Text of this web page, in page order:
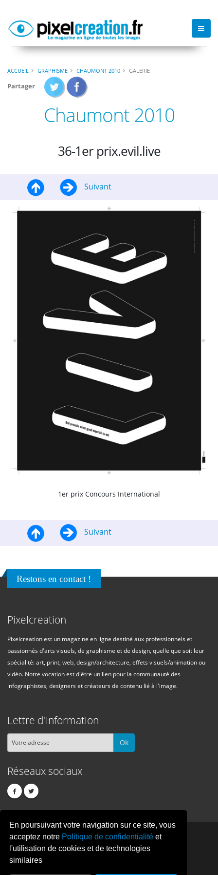
En poursuivant votre navigation sur ce site, vous
acceptez notre Politique de confidentialité et
l'utilisation de cookies et de technologies
similaires
ACCUEIL GRAPHISME CHAUMONT 2010 GALERIE
Partager
Chaumont 2010
36-1er prix.evil.live
Suivant
1er prix Concours International
Suivant
Restons en contact !
Pixelcreation
Pixelcreation est un magazine en ligne destiné aux professionnels et
passionnés d'arts visuels, de graphisme et de design, quelle que soit leur
spécialité: art, print, web, design/architecture, effets visuels/animation ou
vidéo. Notre vocation est d'être un lien pour la communauté des
infographistes, designers et créateurs de contenu lié à l'image.
Lettre d'information
Ok
Réseaux sociaux
PIXELCREATION